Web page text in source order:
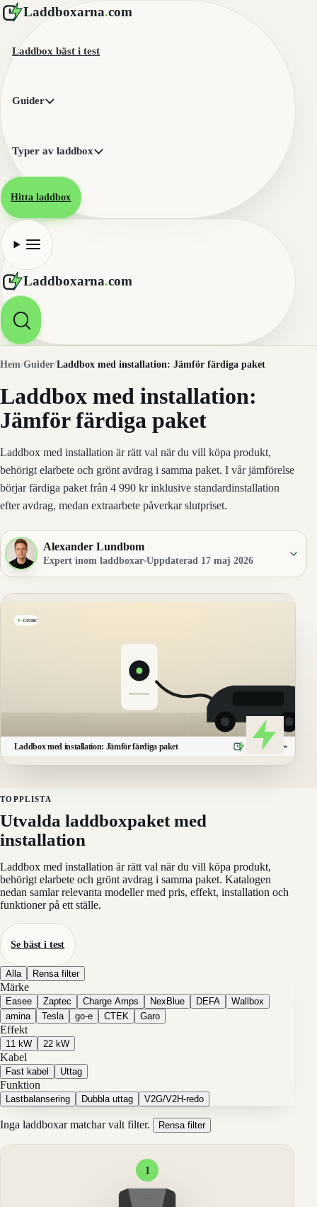
Laddboxarna.com
Laddbox bäst i test
Guider
Typer av laddbox
Hitta laddbox
Laddboxarna.com
Hem/Guider/Laddbox med installation: Jämför färdiga paket
Laddbox med installation:
Jämför färdiga paket
Laddbox med installation är rätt val när du vill köpa produkt,
behörigt elarbete och grönt avdrag i samma paket. I vår jämförelse
börjar färdiga paket från 4 990 kr inklusive standardinstallation
efter avdrag, medan extraarbete påverkar slutpriset.
Alexander Lundbom
Expert inom laddboxar Uppdaterad 17 maj 2026
GUIDE
Laddbox med installation: Jämför färdiga paket Laddboxarna com
TOPPLISTA
Utvalda laddboxpaket med
installation
Laddbox med installation är rätt val när du vill köpa produkt,
behörigt elarbete och grönt avdrag i samma paket. Katalogen
nedan samlar relevanta modeller med pris, effekt, installation och
funktioner på ett ställe.
Se bäst i test
Alla Rensa filter
Märke
Easee Zaptec Charge Amps NexBlue DEFA
Wallbox
amina
Tesla go-e CTEK Garo
Effekt
11 kW 22 kW
Kabel
Fast kabel Uttag
Funktion
Lastbalansering Dubbla uttag V2G/V2H-redo
Inga laddboxar matchar valt filter. Rensa filter
1